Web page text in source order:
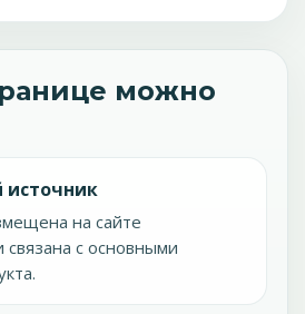
можно
на сайте
связана с основными